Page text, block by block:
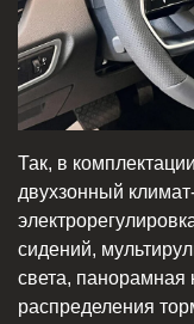
Так, в
двухзонный
сидений,
света, панорамная
распределения